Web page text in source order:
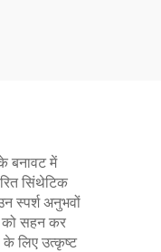
बनावट में
सिंथेटिक
स्पर्श अनुभवों
को सहन कर
के लिए उत्कृष्ट